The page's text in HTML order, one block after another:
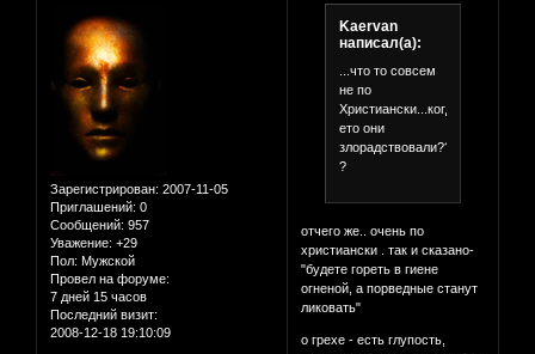
Зарегистрирован: 2007-11-05
Приглашений: 0
Сообщений: 957
Уважение: +29
Пол: Мужской
Провел на форуме:
7 дней 15 часов
Последний визит:
2008-12-18 19:10:09
Kaervan
написал(а):
...что то совсем
не по
Христиански...когда
ето они
злорадствовали???
?
отчего же.. очень по
христиански . так и сказано-
"будете гореть в гиене
огненой, а порведные станут
ликовать"
о грехе - есть глупость,